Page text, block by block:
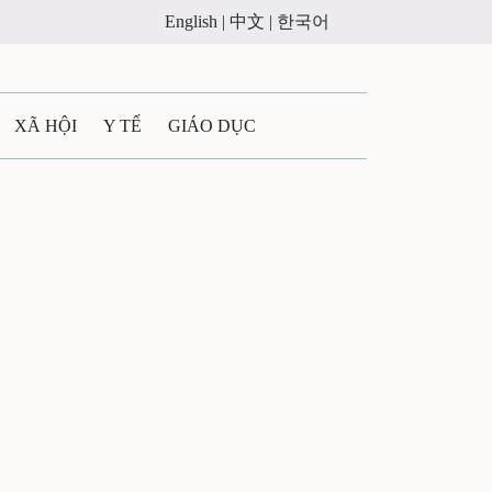
English | 中文 | 한국어
XÃ HỘI Y TẾ GIÁO DỤC
CÁO